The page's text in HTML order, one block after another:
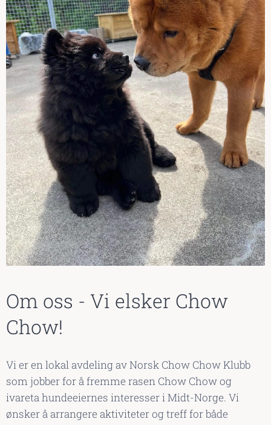
Om oss - Vi elsker Chow
Chow!
Vi er en lokal avdeling av Norsk Chow Chow Klubb
som jobber for å fremme rasen Chow Chow og
ivareta hundeeiernes interesser i Midt-Norge. Vi
ønsker å arrangere aktiviteter og treff for både